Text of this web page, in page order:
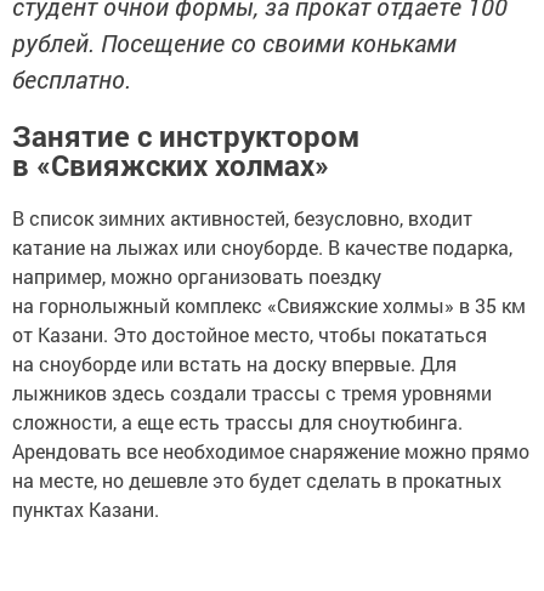
рублей. Посещение со своими коньками
бесплатно.
Занятие с инструктором
в «Свияжских холмах»
В список зимних активностей, безусловно, входит
катание на лыжах или сноуборде. В качестве подарка,
например, можно организовать поездку
на горнолыжный комплекс «Свияжские холмы» в 35 км
от Казани. Это достойное место, чтобы покататься
на сноуборде или встать на доску впервые. Для
лыжников здесь создали трассы с тремя уровнями
сложности, а еще есть трассы для сноутюбинга.
Арендовать все необходимое снаряжение можно прямо
на месте, но дешевле это будет сделать в прокатных
пунктах Казани.